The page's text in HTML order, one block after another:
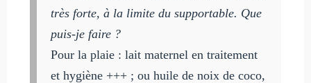
très forte, à la limite du supportable. Que
puis-je faire ?
Pour la plaie : lait maternel en traitement
et hygiène +++ ; ou huile de noix de coco,